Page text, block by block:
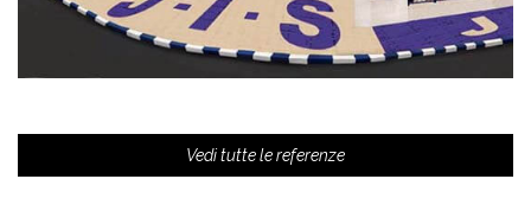
Vedi tutte le referenze